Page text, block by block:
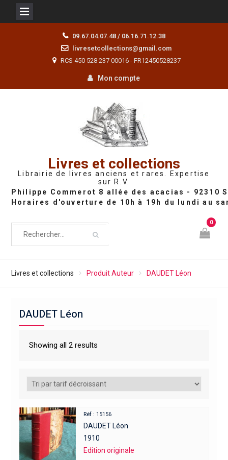
09.67.04.07.48 / 06.16.71.12.38
livresetcollections@gmail.com
RCS 450 528 237 00016 - FR12450528237
Mon compte
Livres et collections
Librairie de livres anciens et rares. Expertise
sur R.V.
0
Livres et collections Produit Auteur DAUDET Léon
DAUDET Léon
Showing all 2 results
Réf : 15156
DAUDET Léon
1910
Edition originale